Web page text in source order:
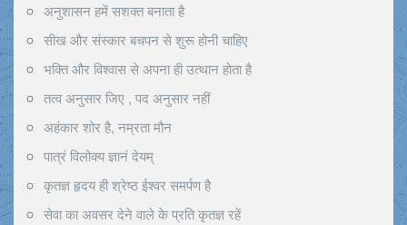
अनुशासन हमें सशक्त बनाता है
सीख और संस्कार बचपन से शुरू होनी चाहिए
भक्ति और विश्वास से अपना ही उत्थान होता है
तत्व अनुसार जिए , पद अनुसार नहीं
अहंकार शोर है, नम्रता मौन
पात्रं विलोक्य ज्ञानं देयम्
कृतज्ञ हृदय ही श्रेष्ठ ईश्वर समर्पण है
सेवा का अवसर देने वाले के प्रति कृतज्ञ रहें